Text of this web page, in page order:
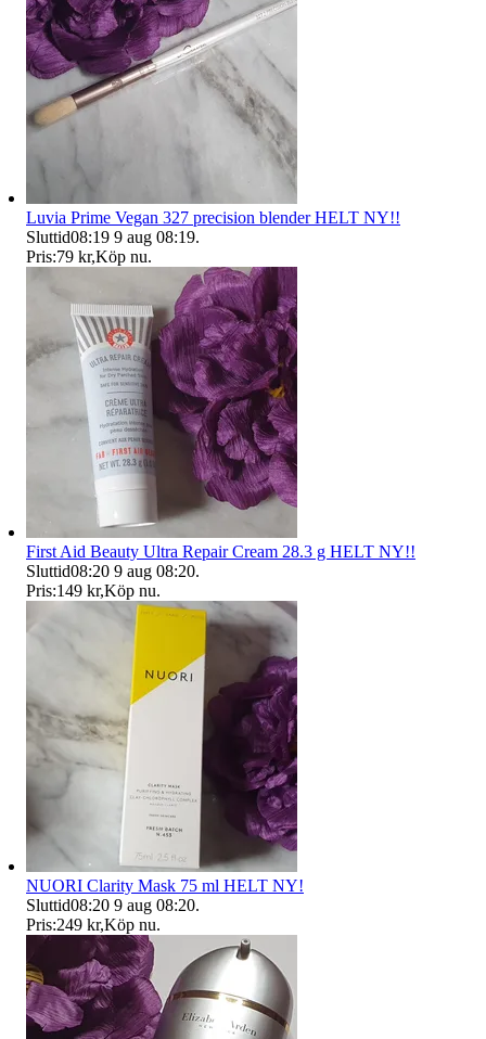
Luvia Prime Vegan 327 precision blender HELT NY!!
Sluttid08:19 9 aug 08:19.
Pris:79 kr,Köp nu.
First Aid Beauty Ultra Repair Cream 28.3 g HELT NY!!
Sluttid08:20 9 aug 08:20.
Pris:149 kr,Köp nu.
NUORI Clarity Mask 75 ml HELT NY!
Sluttid08:20 9 aug 08:20.
Pris:249 kr,Köp nu.